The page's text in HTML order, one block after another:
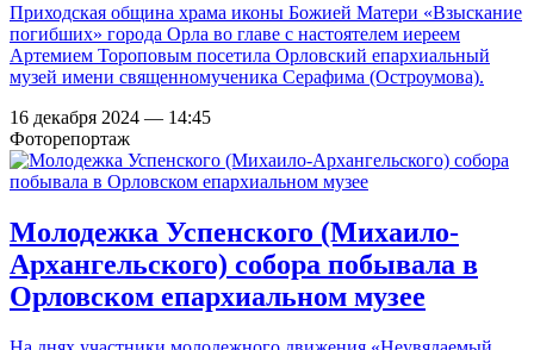
Приходская община храма иконы Божией Матери «Взыскание
погибших» города Орла во главе с настоятелем иереем
Артемием Тороповым посетила Орловский епархиальный
музей имени священномученика Серафима (Остроумова).
16 декабря 2024 — 14:45
Фоторепортаж
Молодежка Успенского (Михаило-
Архангельского) собора побывала в
Орловском епархиальном музее